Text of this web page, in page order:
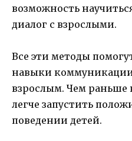
возможность
диалог с взрослыми.
Все эти методы
навыки
взрослым. Чем раньше
легче запустить
поведении детей.